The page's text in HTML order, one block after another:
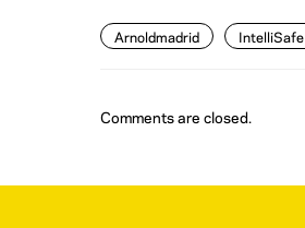
Arnoldmadrid IntelliSafe
Comments are closed.